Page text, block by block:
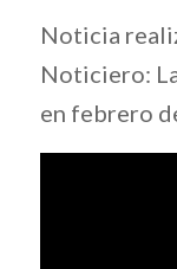
Noticia
Noticiero:
en febrero